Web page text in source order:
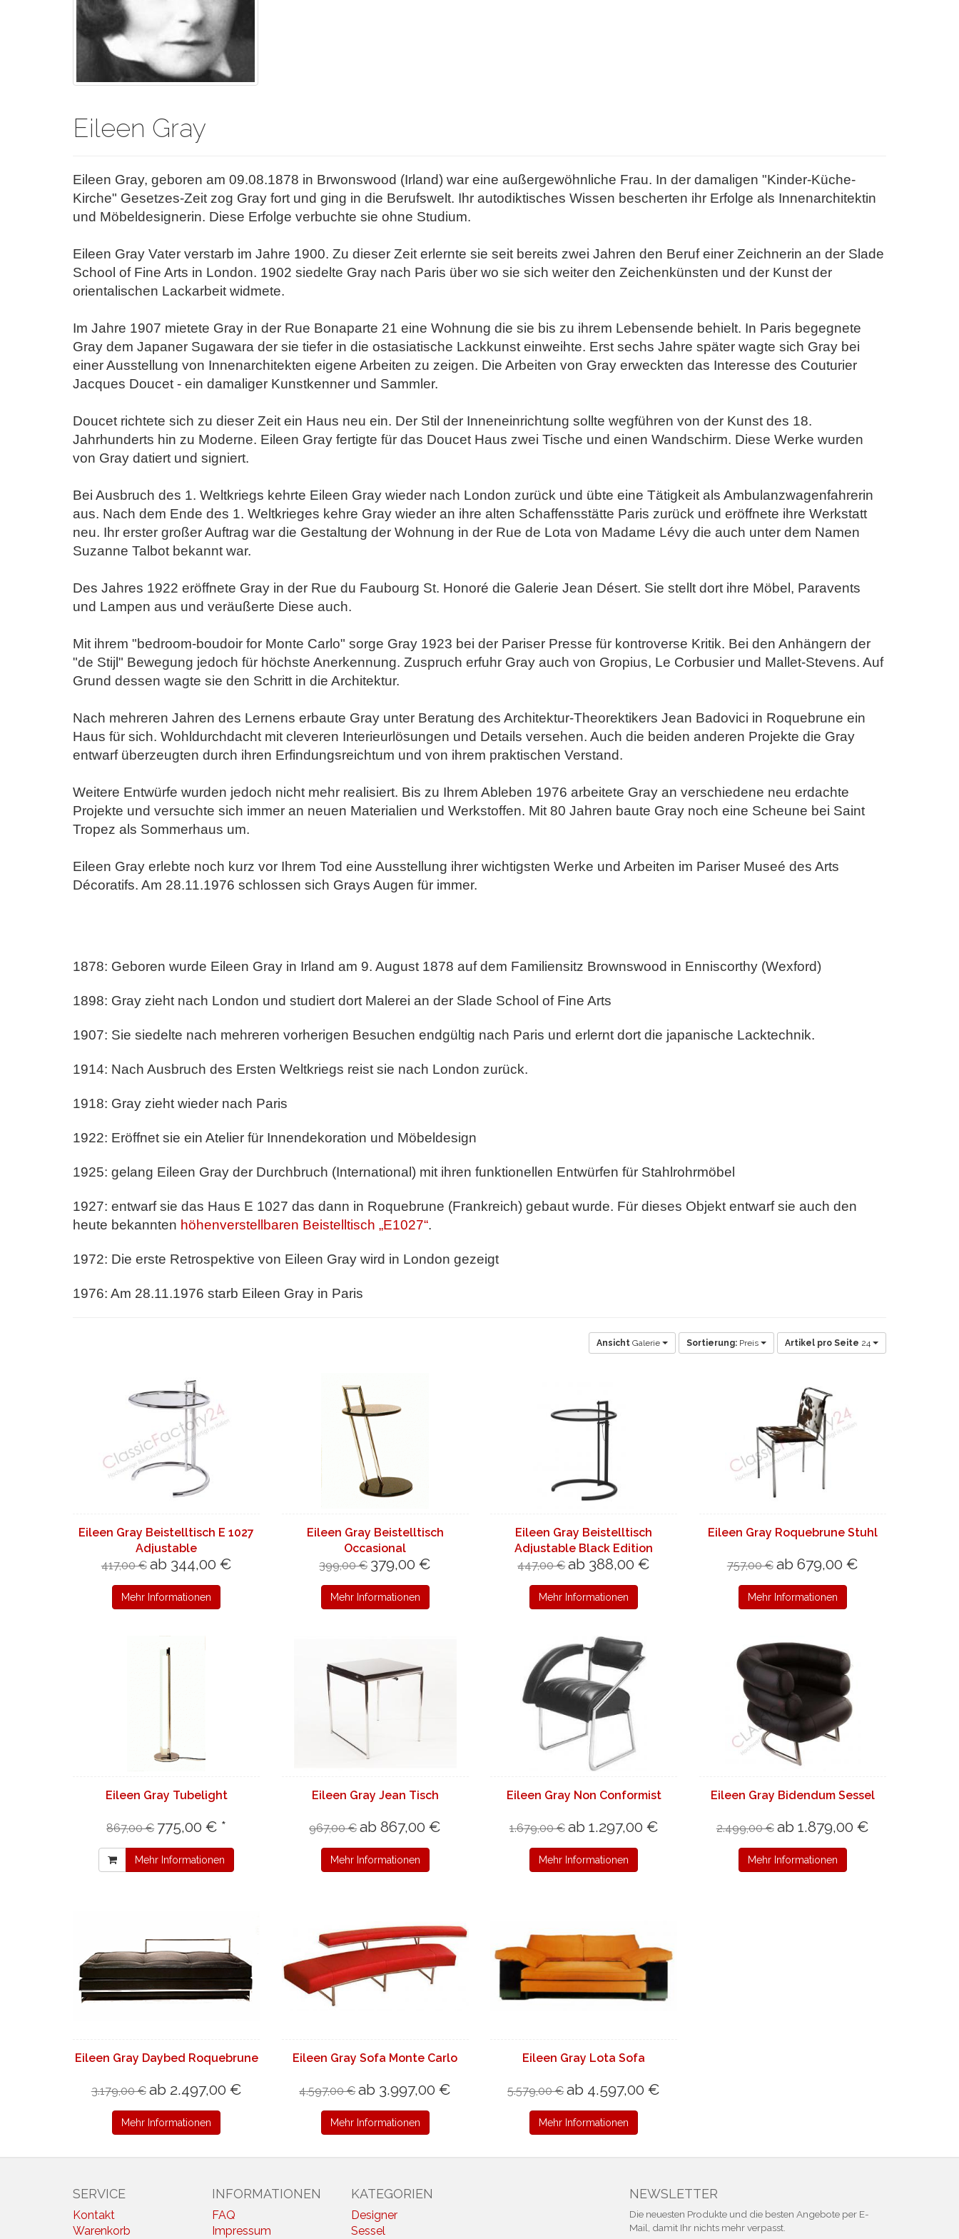
Eileen Gray
Eileen Gray, geboren am 09.08.1878 in Brwonswood (Irland) war eine außergewöhnliche Frau. In der damaligen "Kinder-Küche-
Kirche" Gesetzes-Zeit zog Gray fort und ging in die Berufswelt. Ihr autodiktisches Wissen bescherten ihr Erfolge als Innenarchitektin
und Möbeldesignerin. Diese Erfolge verbuchte sie ohne Studium.
Eileen Gray Vater verstarb im Jahre 1900. Zu dieser Zeit erlernte sie seit bereits zwei Jahren den Beruf einer Zeichnerin an der Slade
School of Fine Arts in London. 1902 siedelte Gray nach Paris über wo sie sich weiter den Zeichenkünsten und der Kunst der
orientalischen Lackarbeit widmete.
Im Jahre 1907 mietete Gray in der Rue Bonaparte 21 eine Wohnung die sie bis zu ihrem Lebensende behielt. In Paris begegnete
Gray dem Japaner Sugawara der sie tiefer in die ostasiatische Lackkunst einweihte. Erst sechs Jahre später wagte sich Gray bei
einer Ausstellung von Innenarchitekten eigene Arbeiten zu zeigen. Die Arbeiten von Gray erweckten das Interesse des Couturier
Jacques Doucet - ein damaliger Kunstkenner und Sammler.
Doucet richtete sich zu dieser Zeit ein Haus neu ein. Der Stil der Inneneinrichtung sollte wegführen von der Kunst des 18.
Jahrhunderts hin zu Moderne. Eileen Gray fertigte für das Doucet Haus zwei Tische und einen Wandschirm. Diese Werke wurden
von Gray datiert und signiert.
Bei Ausbruch des 1. Weltkriegs kehrte Eileen Gray wieder nach London zurück und übte eine Tätigkeit als Ambulanzwagenfahrerin
aus. Nach dem Ende des 1. Weltkrieges kehre Gray wieder an ihre alten Schaffensstätte Paris zurück und eröffnete ihre Werkstatt
neu. Ihr erster großer Auftrag war die Gestaltung der Wohnung in der Rue de Lota von Madame Lévy die auch unter dem Namen
Suzanne Talbot bekannt war.
Des Jahres 1922 eröffnete Gray in der Rue du Faubourg St. Honoré die Galerie Jean Désert. Sie stellt dort ihre Möbel, Paravents
und Lampen aus und veräußerte Diese auch.
Mit ihrem "bedroom-boudoir for Monte Carlo" sorge Gray 1923 bei der Pariser Presse für kontroverse Kritik. Bei den Anhängern der
"de Stijl" Bewegung jedoch für höchste Anerkennung. Zuspruch erfuhr Gray auch von Gropius, Le Corbusier und Mallet-Stevens. Auf
Grund dessen wagte sie den Schritt in die Architektur.
Nach mehreren Jahren des Lernens erbaute Gray unter Beratung des Architektur-Theorektikers Jean Badovici in Roquebrune ein
Haus für sich. Wohldurchdacht mit cleveren Interieurlösungen und Details versehen. Auch die beiden anderen Projekte die Gray
entwarf überzeugten durch ihren Erfindungsreichtum und von ihrem praktischen Verstand.
Weitere Entwürfe wurden jedoch nicht mehr realisiert. Bis zu Ihrem Ableben 1976 arbeitete Gray an verschiedene neu erdachte
Projekte und versuchte sich immer an neuen Materialien und Werkstoffen. Mit 80 Jahren baute Gray noch eine Scheune bei Saint
Tropez als Sommerhaus um.
Eileen Gray erlebte noch kurz vor Ihrem Tod eine Ausstellung ihrer wichtigsten Werke und Arbeiten im Pariser Museé des Arts
Décoratifs. Am 28.11.1976 schlossen sich Grays Augen für immer.
1878: Geboren wurde Eileen Gray in Irland am 9. August 1878 auf dem Familiensitz Brownswood in Enniscorthy (Wexford)
1898: Gray zieht nach London und studiert dort Malerei an der Slade School of Fine Arts
1907: Sie siedelte nach mehreren vorherigen Besuchen endgültig nach Paris und erlernt dort die japanische Lacktechnik.
1914: Nach Ausbruch des Ersten Weltkriegs reist sie nach London zurück.
1918: Gray zieht wieder nach Paris
1922: Eröffnet sie ein Atelier für Innendekoration und Möbeldesign
1925: gelang Eileen Gray der Durchbruch (International) mit ihren funktionellen Entwürfen für Stahlrohrmöbel
1927: entwarf sie das Haus E 1027 das dann in Roquebrune (Frankreich) gebaut wurde. Für dieses Objekt entwarf sie auch den
heute bekannten höhenverstellbaren Beistelltisch „E1027“.
1972: Die erste Retrospektive von Eileen Gray wird in London gezeigt
1976: Am 28.11.1976 starb Eileen Gray in Paris
Ansicht Galerie Sortierung: Preis Artikel pro Seite 24
Eileen Gray Beistelltisch E 1027
Adjustable
417,00 € ab 344,00 €
Mehr Informationen
Eileen Gray Beistelltisch
Occasional
399,00 € 379,00 €
Mehr Informationen
Eileen Gray Beistelltisch
Adjustable Black Edition
447,00 € ab 388,00 €
Mehr Informationen
Eileen Gray Roquebrune Stuhl
757,00 € ab 679,00 €
Mehr Informationen
Eileen Gray Tubelight
867,00 € 775,00 € *
Mehr Informationen
Eileen Gray Jean Tisch
967,00 € ab 867,00 €
Mehr Informationen
Eileen Gray Non Conformist
1.679,00 € ab 1.297,00 €
Mehr Informationen
Eileen Gray Bidendum Sessel
2.499,00 € ab 1.879,00 €
Mehr Informationen
Eileen Gray Daybed Roquebrune
3.179,00 € ab 2.497,00 €
Mehr Informationen
Eileen Gray Sofa Monte Carlo
4.597,00 € ab 3.997,00 €
Mehr Informationen
Eileen Gray Lota Sofa
5.579,00 € ab 4.597,00 €
Mehr Informationen
SERVICE
Kontakt
Warenkorb
INFORMATIONEN
FAQ
Impressum
KATEGORIEN
Designer
Sessel
NEWSLETTER
Die neuesten Produkte und die besten Angebote per E-
Mail, damit Ihr nichts mehr verpasst.